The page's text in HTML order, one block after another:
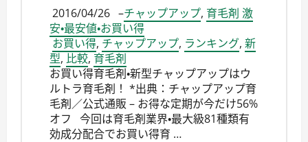
2016/04/26 –チャップアップ, 育毛剤 激
安・最安値・お買い得
お買い得, チャップアップ, ランキング, 新
型, 比較, 育毛剤
お買い得育毛剤・新型チャップアップはウ
ルトラ育毛剤！ *出典：チャップアップ育
毛剤／公式通販 – お得な定期が今だけ56%
オフ‎ 今回は育毛剤業界・最大級81種類有
効成分配合でお買い得育 …